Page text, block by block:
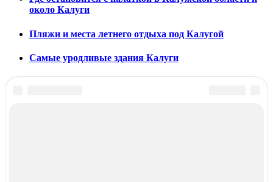
около Калуги
Пляжи и места летнего отдыха под Калугой
Самые уродливые здания Калуги